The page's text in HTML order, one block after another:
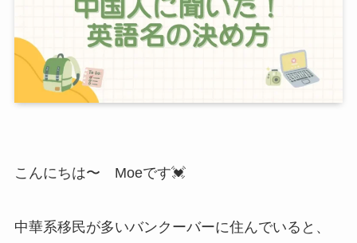
こんにちは〜 Moeです💓
中華系移民が多いバンクーバーに住んでいると、